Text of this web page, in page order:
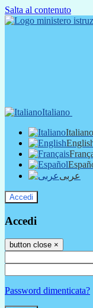
Salta al contenuto
Italiano
Italiano
عربى
Accedi
Accedi
button close ×
Password dimenticata?